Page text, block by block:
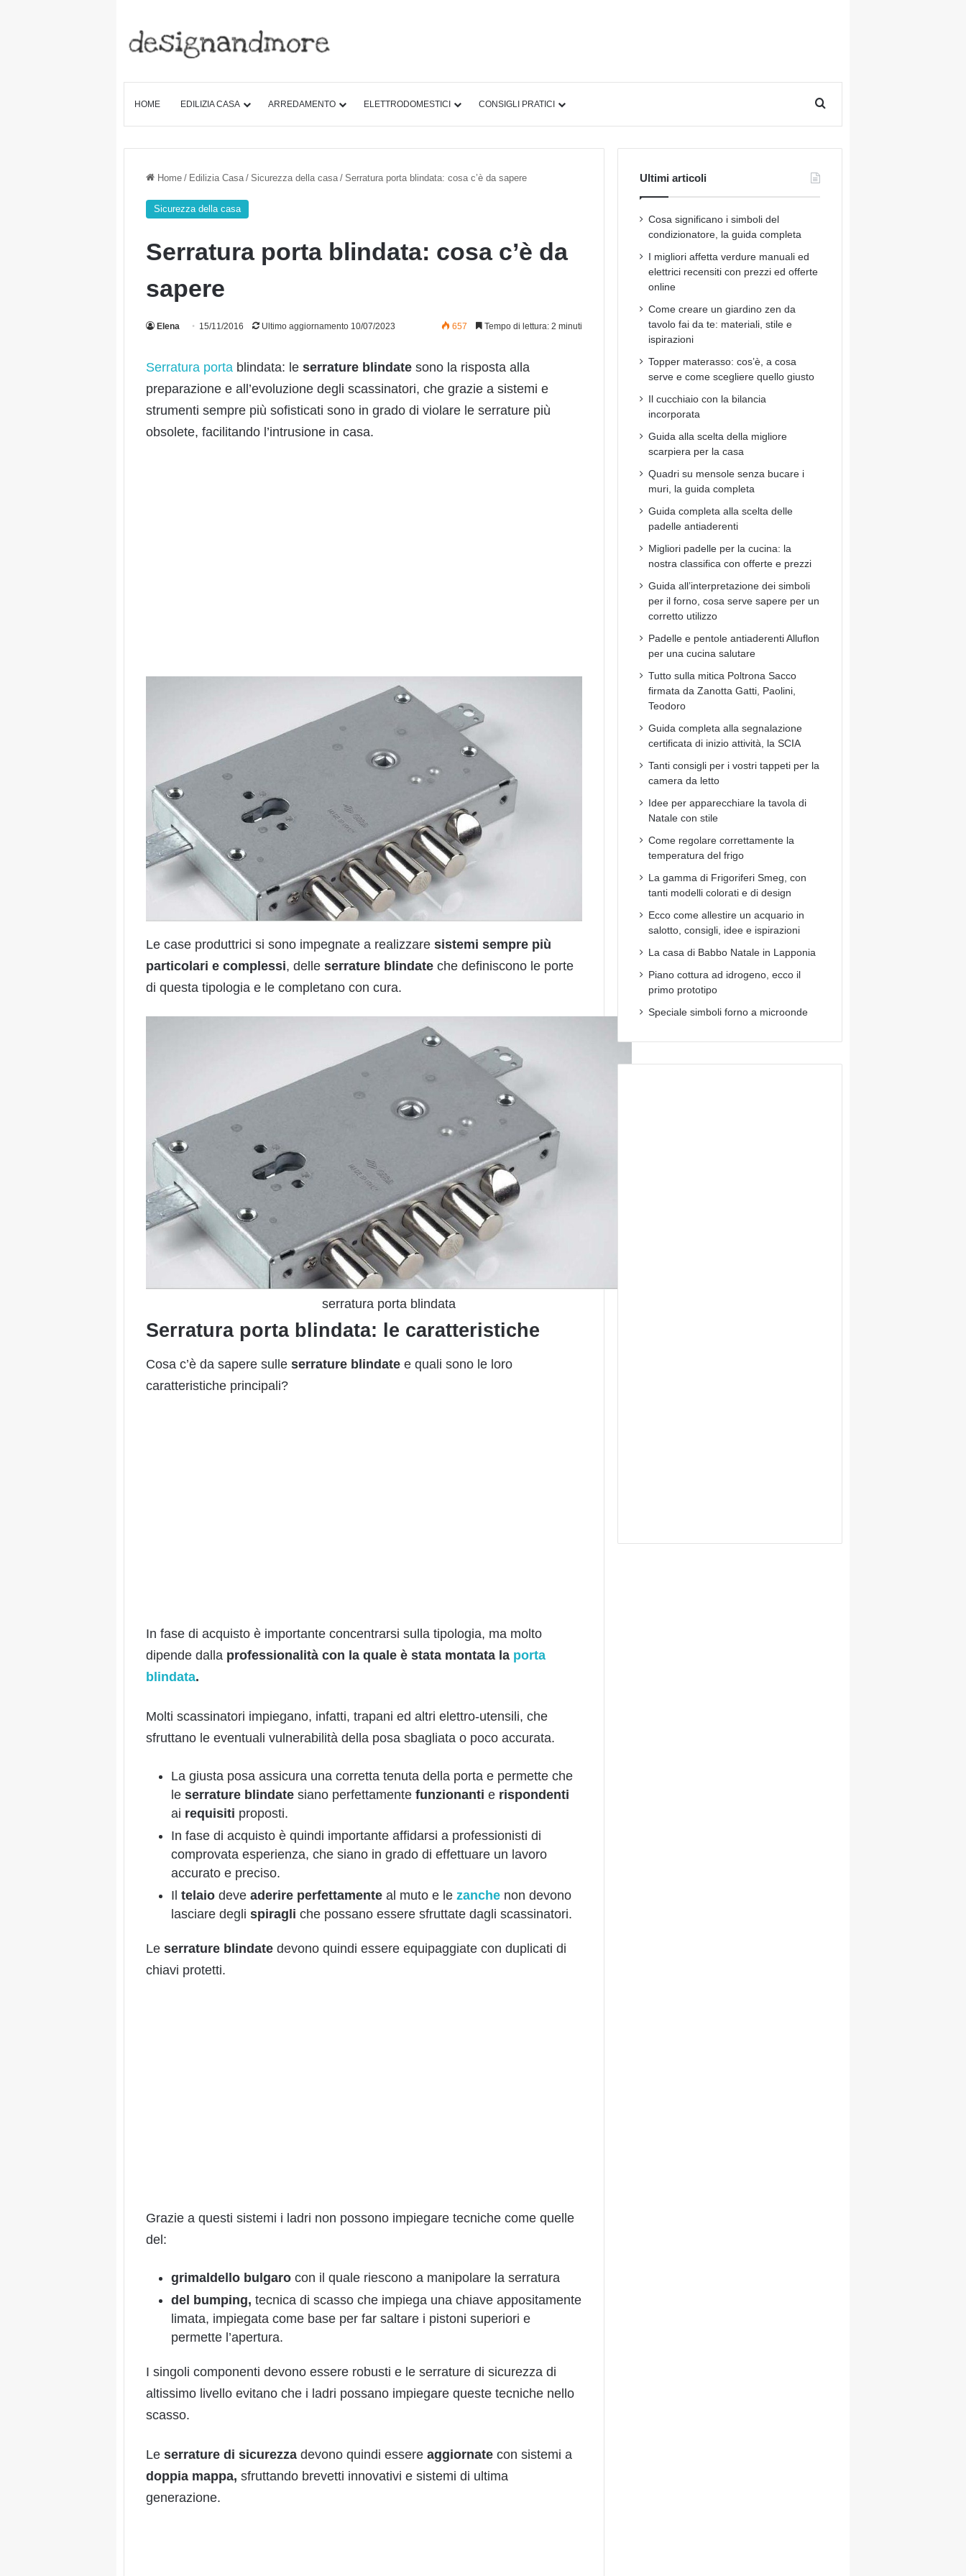
HOME EDILIZIA CASA ARREDAMENTO ELETTRODOMESTICI CONSIGLI PRATICI
Home / Edilizia Casa / Sicurezza della casa / Serratura porta blindata: cosa c’è da sapere
Sicurezza della casa
Serratura porta blindata: cosa c’è da
sapere
Elena 15/11/2016 Ultimo aggiornamento 10/07/2023 657 Tempo di lettura: 2 minuti
Serratura porta blindata: le serrature blindate sono la risposta alla
preparazione e all’evoluzione degli scassinatori, che grazie a sistemi e
strumenti sempre più sofisticati sono in grado di violare le serrature più
obsolete, facilitando l’intrusione in casa.
Le case produttrici si sono impegnate a realizzare sistemi sempre più
particolari e complessi, delle serrature blindate che definiscono le porte
di questa tipologia e le completano con cura.
serratura porta blindata
Serratura porta blindata: le caratteristiche
Cosa c’è da sapere sulle serrature blindate e quali sono le loro
caratteristiche principali?
In fase di acquisto è importante concentrarsi sulla tipologia, ma molto
dipende dalla professionalità con la quale è stata montata la porta
blindata.
Molti scassinatori impiegano, infatti, trapani ed altri elettro-utensili, che
sfruttano le eventuali vulnerabilità della posa sbagliata o poco accurata.
La giusta posa assicura una corretta tenuta della porta e permette che
le serrature blindate siano perfettamente funzionanti e rispondenti
ai requisiti proposti.
In fase di acquisto è quindi importante affidarsi a professionisti di
comprovata esperienza, che siano in grado di effettuare un lavoro
accurato e preciso.
Il telaio deve aderire perfettamente al muto e le zanche non devono
lasciare degli spiragli che possano essere sfruttate dagli scassinatori.
Le serrature blindate devono quindi essere equipaggiate con duplicati di
chiavi protetti.
Grazie a questi sistemi i ladri non possono impiegare tecniche come quelle
del:
grimaldello bulgaro con il quale riescono a manipolare la serratura
del bumping, tecnica di scasso che impiega una chiave appositamente
limata, impiegata come base per far saltare i pistoni superiori e
permette l’apertura.
I singoli componenti devono essere robusti e le serrature di sicurezza di
altissimo livello evitano che i ladri possano impiegare queste tecniche nello
scasso.
Le serrature di sicurezza devono quindi essere aggiornate con sistemi a
doppia mappa, sfruttando brevetti innovativi e sistemi di ultima
generazione.
Ultimi articoli
Cosa significano i simboli del
condizionatore, la guida completa
I migliori affetta verdure manuali ed
elettrici recensiti con prezzi ed offerte
online
Come creare un giardino zen da
tavolo fai da te: materiali, stile e
ispirazioni
Topper materasso: cos’è, a cosa
serve e come scegliere quello giusto
Il cucchiaio con la bilancia
incorporata
Guida alla scelta della migliore
scarpiera per la casa
Quadri su mensole senza bucare i
muri, la guida completa
Guida completa alla scelta delle
padelle antiaderenti
Migliori padelle per la cucina: la
nostra classifica con offerte e prezzi
Guida all’interpretazione dei simboli
per il forno, cosa serve sapere per un
corretto utilizzo
Padelle e pentole antiaderenti Alluflon
per una cucina salutare
Tutto sulla mitica Poltrona Sacco
firmata da Zanotta Gatti, Paolini,
Teodoro
Guida completa alla segnalazione
certificata di inizio attività, la SCIA
Tanti consigli per i vostri tappeti per la
camera da letto
Idee per apparecchiare la tavola di
Natale con stile
Come regolare correttamente la
temperatura del frigo
La gamma di Frigoriferi Smeg, con
tanti modelli colorati e di design
Ecco come allestire un acquario in
salotto, consigli, idee e ispirazioni
La casa di Babbo Natale in Lapponia
Piano cottura ad idrogeno, ecco il
primo prototipo
Speciale simboli forno a microonde